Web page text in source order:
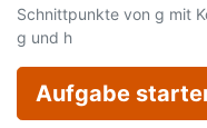
Schnittpunkte von g mit
g und h
Aufgabe